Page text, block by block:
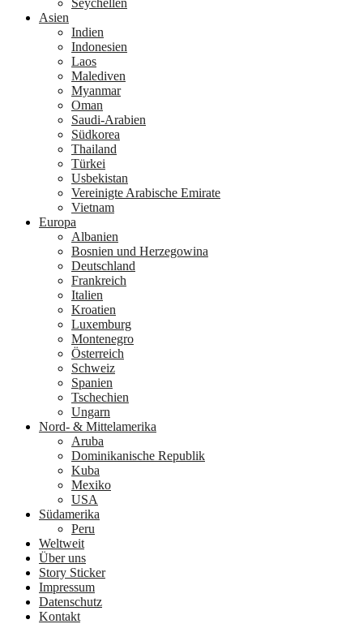
Asien
Indien
Indonesien
Laos
Malediven
Myanmar
Oman
Saudi-Arabien
Südkorea
Thailand
Türkei
Usbekistan
Vereinigte Arabische Emirate
Vietnam
Europa
Albanien
Bosnien und Herzegowina
Deutschland
Frankreich
Italien
Kroatien
Luxemburg
Montenegro
Österreich
Schweiz
Spanien
Tschechien
Ungarn
Nord- & Mittelamerika
Aruba
Dominikanische Republik
Kuba
Mexiko
USA
Südamerika
Peru
Weltweit
Über uns
Story Sticker
Impressum
Datenschutz
Kontakt